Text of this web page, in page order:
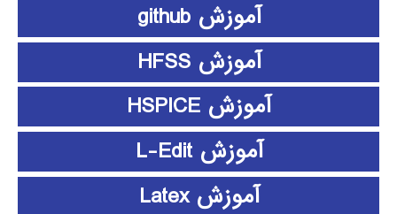
آموزش github
آموزش HFSS
آموزش HSPICE
آموزش L-Edit
آموزش Latex